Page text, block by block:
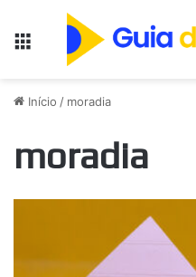
Início / moradia
moradia